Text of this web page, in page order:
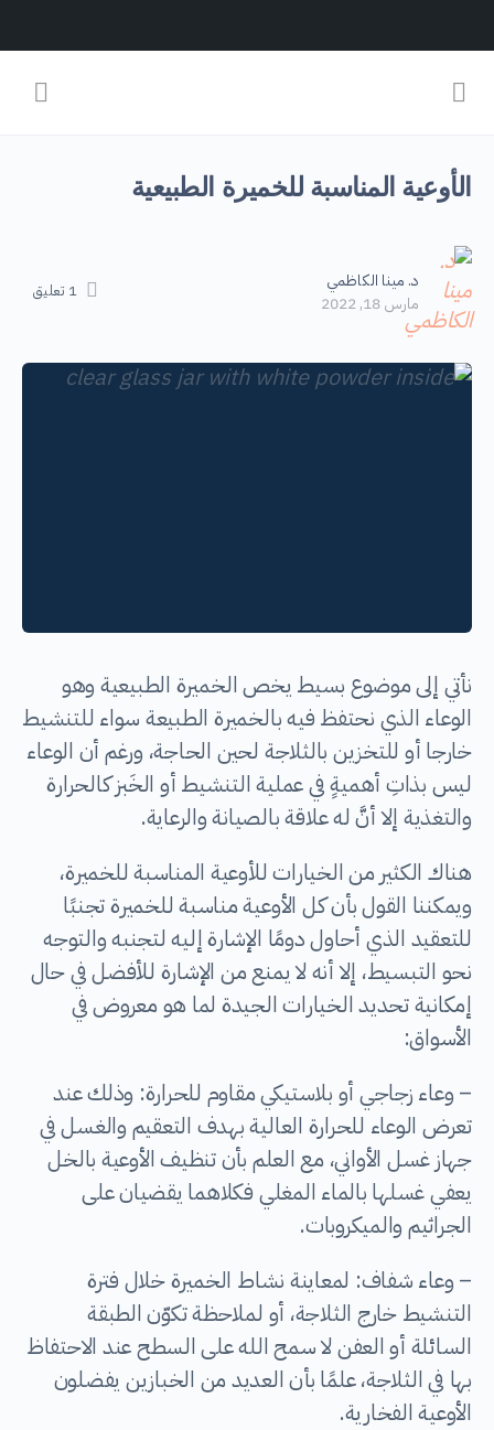
الأوعية المناسبة للخميرة الطبيعية
د. مينا الكاظمي
مارس 18, 2022
1 تعليق
نأتي إلى موضوع بسيط يخص الخميرة الطبيعية وهو
الوعاء الذي نحتفظ فيه بالخميرة الطبيعة سواء للتنشيط
خارجا أو للتخزين بالثلاجة لحين الحاجة، ورغم أن الوعاء
ليس بذاتِ أهميةٍ في عملية التنشيط أو الخَبز كالحرارة
والتغذية إلا أنَّ له علاقة بالصيانة والرعاية.
هناك الكثير من الخيارات للأوعية المناسبة للخميرة،
ويمكننا القول بأن كل الأوعية مناسبة للخميرة تجنبًا
للتعقيد الذي أحاول دومًا الإشارة إليه لتجنبه والتوجه
نحو التبسيط، إلا أنه لا يمنع من الإشارة للأفضل في حال
إمكانية تحديد الخيارات الجيدة لما هو معروض في
الأسواق:
– وعاء زجاجي أو بلاستيكي مقاوم للحرارة: وذلك عند
تعرض الوعاء للحرارة العالية بهدف التعقيم والغسل في
جهاز غسل الأواني، مع العلم بأن تنظيف الأوعية بالخل
يعفي غسلها بالماء المغلي فكلاهما يقضيان على
الجراثيم والميكروبات.
– وعاء شفاف: لمعاينة نشاط الخميرة خلال فترة
التنشيط خارج الثلاجة، أو لملاحظة تكوّن الطبقة
السائلة أو العفن لا سمح الله على السطح عند الاحتفاظ
بها في الثلاجة، علمًا بأن العديد من الخبازين يفضلون
الأوعية الفخارية.